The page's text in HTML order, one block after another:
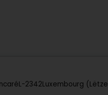
L-2342Luxembourg